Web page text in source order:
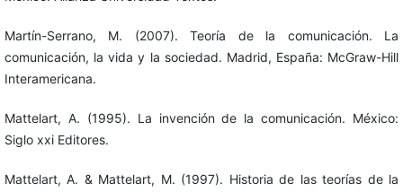
Martín-Serrano, M. (2007). Teoría de la comunicación. La
comunicación, la vida y la sociedad. Madrid, España: McGraw-Hill
Interamericana.
Mattelart, A. (1995). La invención de la comunicación. México:
Siglo xxi Editores.
Mattelart, A. & Mattelart, M. (1997). Historia de las teorías de la